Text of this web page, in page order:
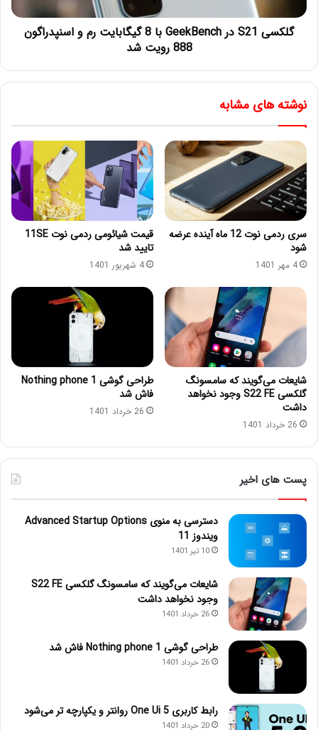
گلکسی S21 در GeekBench با 8 گیگابایت رم و اسنپدراگون
888 رویت شد
نوشته های مشابه
سری ردمی نوت 12 ماه آینده عرضه
شود
4 مهر 1401
قیمت شیائومی ردمی نوت 11SE
تایید شد
4 شهریور 1401
شایعات می‌گویند که سامسونگ
گلکسی S22 FE وجود نخواهد
داشت
26 خرداد 1401
طراحی گوشی Nothing phone 1
فاش شد
26 خرداد 1401
پست های اخیر
دسترسی به منوی Advanced Startup Options
ویندوز 11
10 تیر 1401
شایعات می‌گویند که سامسونگ گلکسی S22 FE
وجود نخواهد داشت
26 خرداد 1401
طراحی گوشی Nothing phone 1 فاش شد
26 خرداد 1401
رابط کاربری One Ui 5 روانتر و یکپارچه تر می‌شود
20 خرداد 1401